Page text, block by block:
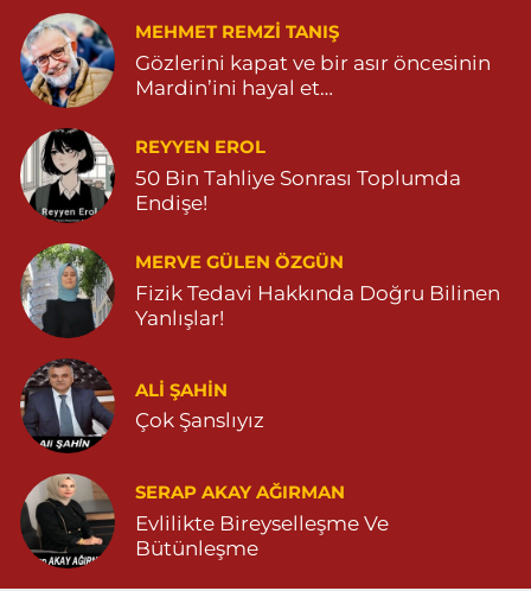
MEHMET REMZI TANIŞ
Gözlerini kapat ve bir asır öncesinin
Mardin’ini hayal et…
REYYEN EROL
50 Bin Tahliye Sonrası Toplumda
Endişe!
MERVE GÜLEN ÖZGÜN
Fizik Tedavi Hakkında Doğru Bilinen
Yanlışlar!
ALI ŞAHİN
Çok Şanslıyız
SERAP AKAY AĞIRMAN
Evlilikte Bireyselleşme Ve
Bütünleşme